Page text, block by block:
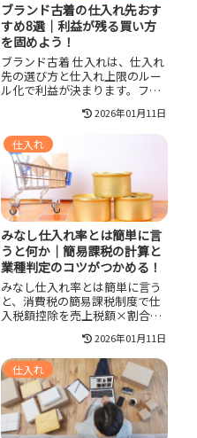
ブランド古着の仕入れ先おす
すめ8選｜利益が残る買い方
を固めよう！
ブランド古着 仕入れは、仕入れ
先の選び方と仕入れ上限のルー
ル化で利益が決まります。フリ
マ・オークション・BtoB卸・公
式リユースの特徴を比較し、真
贋リスクや送料手数料の落とし
穴を避けながら回転を上げる手
順を整理。おすすめ8選と、相場
チェック・状態判定・在庫管理
の型をまとめて紹介します。
2026年01月11日
仕入れ
みなし仕入れ率とは簡単に言
うと何か｜簡易課税の計算と
業種判定のコツがつかめる！
みなし仕入れ率とは簡単に言う
と、消費税の簡易課税制度で仕
入税額控除を売上税額×割合で
推計するための率です。第1種
90％から第6種40％まで事業区
分で決まり、区分ミスや売上の
未区分は不利になりがちなの
で、国税庁の定義と届出期限を
確認しつつ、原則課税や2割特例
との試算で自社に合う選択を整
理します。
2026年01月11日
仕入れ